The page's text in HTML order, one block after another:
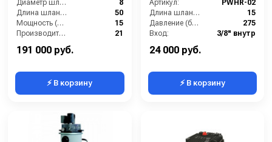
Диаметр шланга (⌀) мм::
8
Длина шланга (м):
50
Мощность (л/с):
15
Производительность (л/мин):
21
191 000 руб.
⚡ В корзину
Артикул:
PWHR-02
Длина шланга (м):
15
Давление (бар):
275
Вход:
3/8" внутр
24 000 руб.
⚡ В корзину